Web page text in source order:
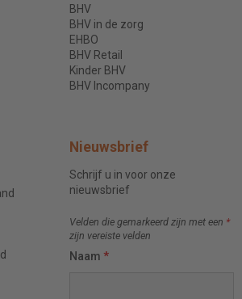
BHV
BHV in de zorg
EHBO
BHV Retail
Kinder BHV
BHV Incompany
Nieuwsbrief
Schrijf u in voor onze
nieuwsbrief
Velden die gemarkeerd zijn met een *
zijn vereiste velden
Naam *